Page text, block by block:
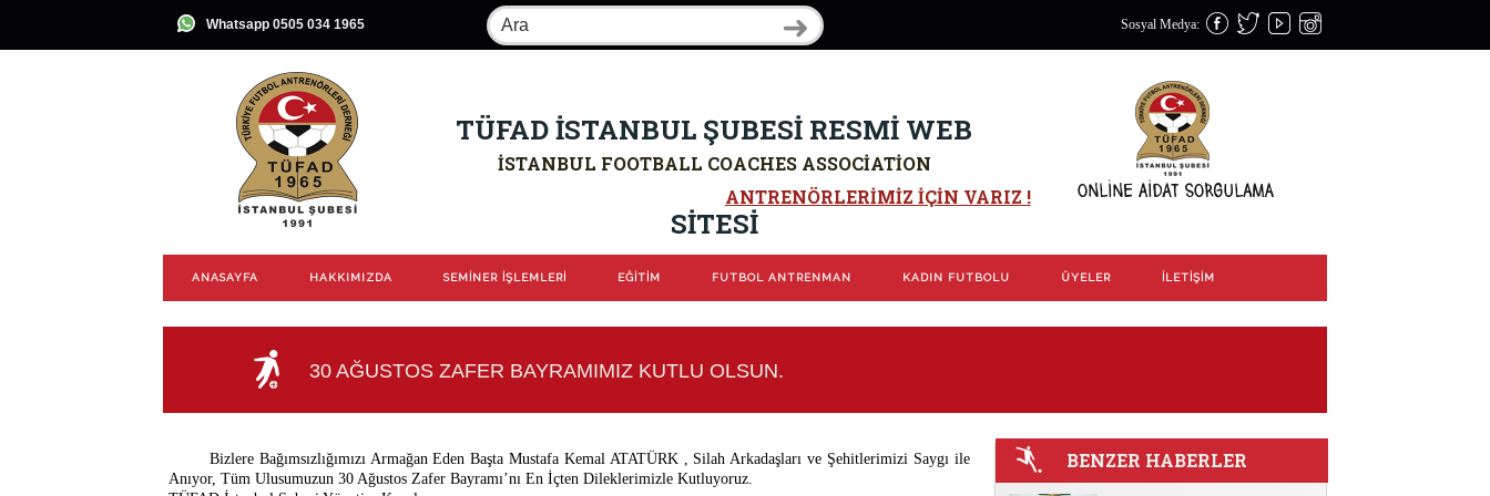
Whatsapp 0505 034 1965 Sosyal Medya:
TÜFAD İSTANBUL ŞUBESİ RESMİ WEB
SİTESİ
İSTANBUL FOOTBALL COACHES ASSOCIATION
ANTRENÖRLERIMIZ IÇIN VARIZ !
ANASAYFA HAKKIMIZDA SEMİNER İŞLEMLERİ EĞİTİM FUTBOL ANTRENMAN KADIN FUTBOLU ÜYELER İLETIŞIM
30 AĞUSTOS ZAFER BAYRAMIMIZ KUTLU OLSUN.
Bizlere Bağımsızlığımızı Armağan Eden Başta Mustafa Kemal ATATÜRK , Silah Arkadaşları ve Şehitlerimizi Saygı ile
Anıyor, Tüm Ulusumuzun 30 Ağustos Zafer Bayramı’nı En İçten Dileklerimizle Kutluyoruz.
BENZER HABERLER